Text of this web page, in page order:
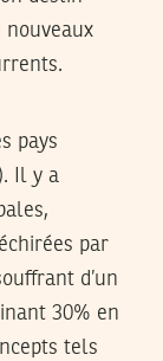
nouveaux
pays
Il y a
par
d’un
30% en
tels